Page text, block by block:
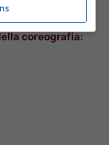
>>>Amici
coreografia: